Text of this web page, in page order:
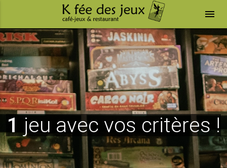
menu
1 jeu avec vos critères !